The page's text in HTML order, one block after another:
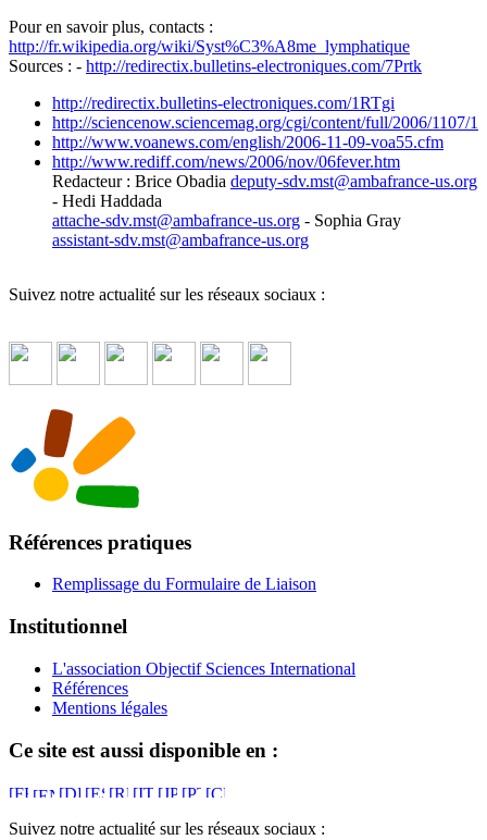
Pour en savoir plus, contacts :
http://fr.wikipedia.org/wiki/Syst%C3%A8me_lymphatique
Sources : - http://redirectix.bulletins-electroniques.com/7Prtk
http://redirectix.bulletins-electroniques.com/1RTgi
http://sciencenow.sciencemag.org/cgi/content/full/2006/1107/1
http://www.voanews.com/english/2006-11-09-voa55.cfm
http://www.rediff.com/news/2006/nov/06fever.htm
Redacteur : Brice Obadia deputy-sdv.mst@ambafrance-us.org
- Hedi Haddada
attache-sdv.mst@ambafrance-us.org - Sophia Gray
assistant-sdv.mst@ambafrance-us.org
Suivez notre actualité sur les réseaux sociaux :
Références pratiques
Remplissage du Formulaire de Liaison
Institutionnel
L'association Objectif Sciences International
Références
Mentions légales
Ce site est aussi disponible en :
Suivez notre actualité sur les réseaux sociaux :